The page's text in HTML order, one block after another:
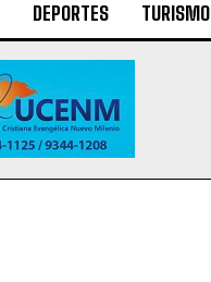
DEPORTES TURISMO